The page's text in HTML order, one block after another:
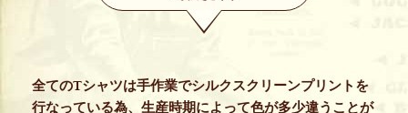
全てのTシャツは手作業でシルクスクリーンプリントを
行なっている為、生産時期によって色が多少違うことが